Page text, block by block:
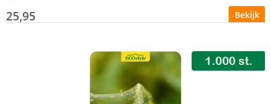
25,95 Bekijk